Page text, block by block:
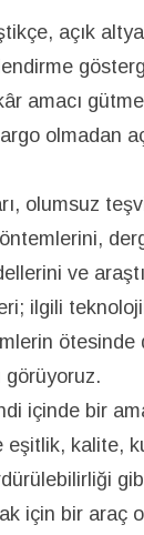
açık
amacı
olmadan
olumsuz
ve
ilgili
ötesinde
görüyoruz.
içinde bir
eşitlik, kalite,
için bir araç